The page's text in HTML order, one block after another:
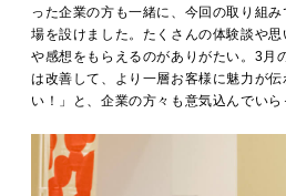
った企業の方も一緒に、今回の取り組み
場を設けました。たくさんの体験談や
や感想をもらえるのがありがたい。3月
は改善して、より一層お客様に魅力が
い！」と、企業の方々も意気込んでいら